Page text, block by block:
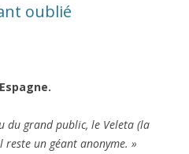
oublié
du grand public, le Veleta (la
un géant anonyme. »